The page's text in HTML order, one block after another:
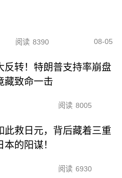
阅读 8390 08-05
反转！特朗普支持率崩盘
藏致命一击
阅读 8005
此救日元，背后藏着三重
本的阳谋！
阅读 6930